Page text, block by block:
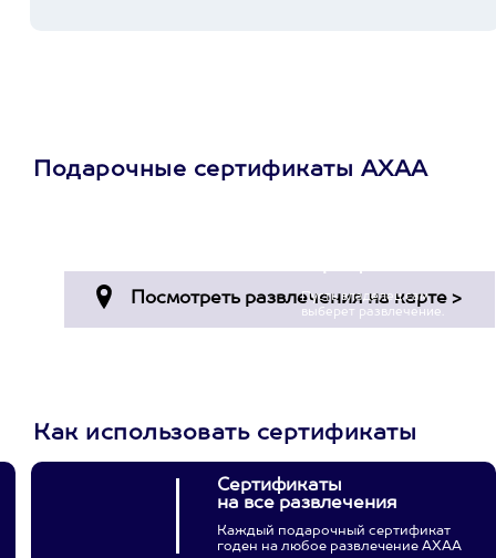
Подарочные сертификаты АХАА
Пусть владелец сам
выберет развлечение.
Как использовать сертификаты
Сертификаты
на все развлечения
Каждый подарочный сертификат
годен на любое развлечение АХАА